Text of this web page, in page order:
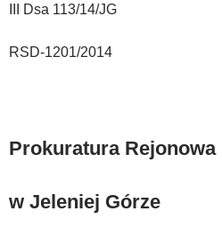
III Dsa 113/14/JG
RSD-1201/2014
Prokuratura Rejonowa
w Jeleniej Górze